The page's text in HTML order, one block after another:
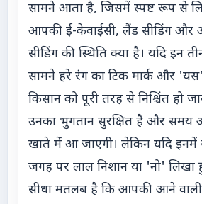
सामने आता है, जिसमें स्पष्ट रूप से
आपकी ई-केवाईसी, लैंड सीडिंग और
सीडिंग की स्थिति क्या है। यदि इन
सामने हरे रंग का टिक मार्क और
किसान को पूरी तरह से निश्चिंत हो
उनका भुगतान सुरक्षित है और समय
खाते में आ जाएगी। लेकिन यदि इनमें
जगह पर लाल निशान या 'नो'
सीधा मतलब है कि आपकी आने